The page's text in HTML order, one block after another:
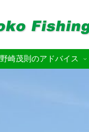
野崎茂則のアドバイス